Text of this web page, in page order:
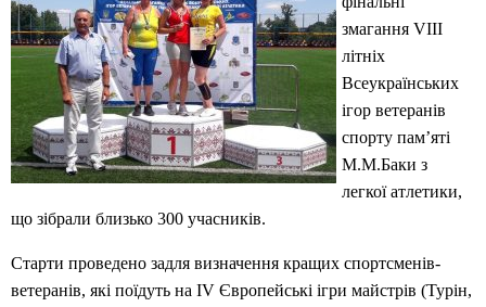
змагання VIІІ
літніх
Всеукраїнських
ігор ветеранів
спорту пам’яті
М.М.Баки з
легкої атлетики,
що зібрали близько 300 учасників.
Старти проведено задля визначення кращих спортсменів-
ветеранів, які поїдуть на ІV Європейські ігри майстрів (Турін,